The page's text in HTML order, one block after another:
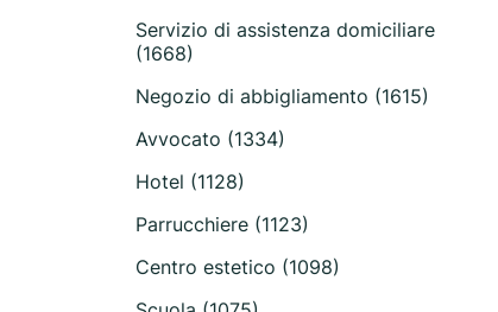
Servizio di assistenza domiciliare
(1668)
Negozio di abbigliamento (1615)
Avvocato (1334)
Hotel (1128)
Parrucchiere (1123)
Centro estetico (1098)